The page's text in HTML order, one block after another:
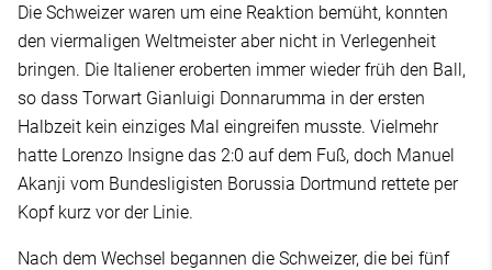
Die Schweizer waren um eine Reaktion bemüht, konnten
den viermaligen Weltmeister aber nicht in Verlegenheit
bringen. Die Italiener eroberten immer wieder früh den Ball,
so dass Torwart Gianluigi Donnarumma in der ersten
Halbzeit kein einziges Mal eingreifen musste. Vielmehr
hatte Lorenzo Insigne das 2:0 auf dem Fuß, doch Manuel
Akanji vom Bundesligisten Borussia Dortmund rettete per
Kopf kurz vor der Linie.
Nach dem Wechsel begannen die Schweizer, die bei fünf